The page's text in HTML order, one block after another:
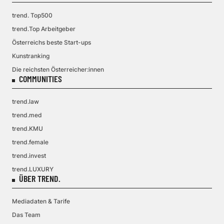
trend. Top500
trend.Top Arbeitgeber
Österreichs beste Start-ups
Kunstranking
Die reichsten Österreicher:innen
COMMUNITIES
trend.law
trend.med
trend.KMU
trend.female
trend.invest
trend.LUXURY
ÜBER TREND.
Mediadaten & Tarife
Das Team